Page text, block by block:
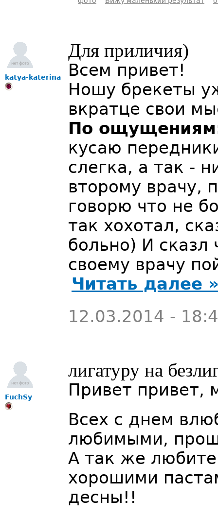
katya-katerina
Для приличия)
Всем привет!
Ношу брекеты
вкратце свои
По
кусаю
слегка, а так -
второму врачу,
говорю что не
так хохотал,
больно) И
своему врачу
Читать далее
12.03.2014 -
FuchSy
лигатуру на
Привет привет,
Всех с днем
любимыми,
А так же любите
хорошими
десны!!